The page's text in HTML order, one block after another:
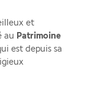
et
au Patrimoine
est depuis sa